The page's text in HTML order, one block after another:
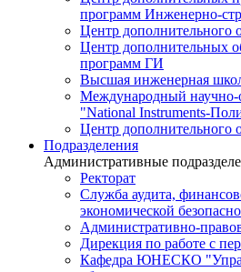
программ Инженерно-
Центр
Центр дополнительных
программ ГИ
Высшая инженерная
Международный научно-
"National Instruments-
Центр
Подразделения
Административные
Ректорат
Служба аудита,
экономической
Административно-
Дирекция по работе с
Кафедра ЮНЕСКО